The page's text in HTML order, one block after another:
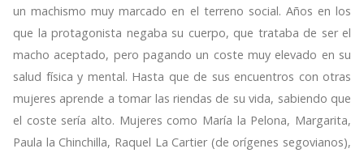
un machismo muy marcado en el terreno social. Años en los
que la protagonista negaba su cuerpo, que trataba de ser el
macho aceptado, pero pagando un coste muy elevado en su
salud física y mental. Hasta que de sus encuentros con otras
mujeres aprende a tomar las riendas de su vida, sabiendo que
el coste sería alto. Mujeres como María la Pelona, Margarita,
Paula la Chinchilla, Raquel La Cartier (de orígenes segovianos),